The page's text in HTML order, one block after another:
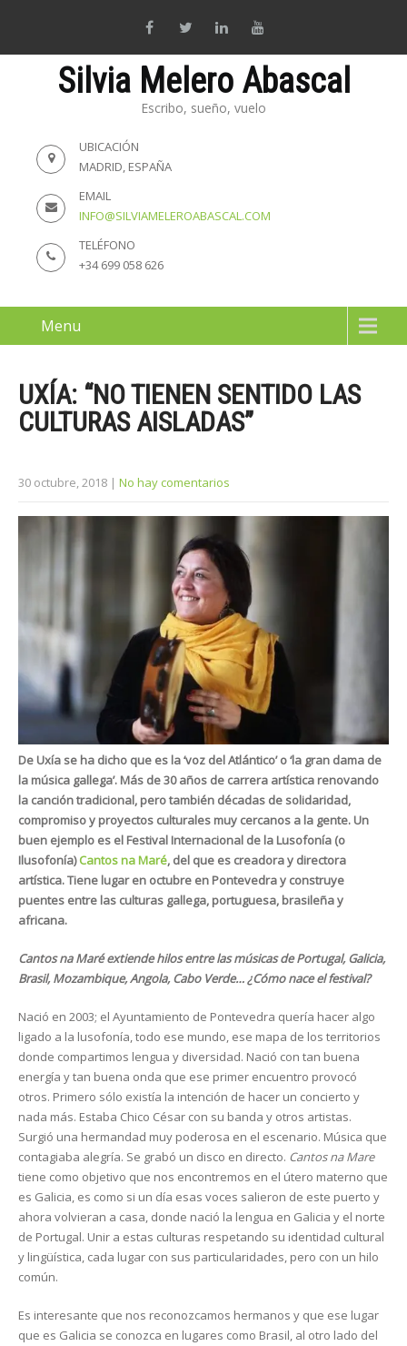
Silvia Melero Abascal
Escribo, sueño, vuelo
UBICACIÓN
MADRID, ESPAÑA
EMAIL
INFO@SILVIAMELEROABASCAL.COM
TELÉFONO
+34 699 058 626
Menu
UXÍA: “NO TIENEN SENTIDO LAS
CULTURAS AISLADAS”
30 octubre, 2018 | No hay comentarios
De Uxía se ha dicho que es la ‘voz del Atlántico’ o ‘la gran dama de
la música gallega’. Más de 30 años de carrera artística renovando
la canción tradicional, pero también décadas de solidaridad,
compromiso y proyectos culturales muy cercanos a la gente. Un
buen ejemplo es el Festival Internacional de la Lusofonía (o
Ilusofonía)Cantos na Maré, del que es creadora y directora
artística. Tiene lugar en octubre en Pontevedra y construye
puentes entre las culturas gallega, portuguesa, brasileña y
africana.
Cantos na Maré extiende hilos entre las músicas de Portugal, Galicia,
Brasil, Mozambique, Angola, Cabo Verde… ¿Cómo nace el festival?
Nació en 2003; el Ayuntamiento de Pontevedra quería hacer algo
ligado a la lusofonía, todo ese mundo, ese mapa de los territorios
donde compartimos lengua y diversidad. Nació con tan buena
energía y tan buena onda que ese primer encuentro provocó
otros. Primero sólo existía la intención de hacer un concierto y
nada más. Estaba Chico César con su banda y otros artistas.
Surgió una hermandad muy poderosa en el escenario. Música que
contagiaba alegría. Se grabó un disco en directo. Cantos na Mare
tiene como objetivo que nos encontremos en el útero materno que
es Galicia, es como si un día esas voces salieron de este puerto y
ahora volvieran a casa, donde nació la lengua en Galicia y el norte
de Portugal. Unir a estas culturas respetando su identidad cultural
y lingüística, cada lugar con sus particularidades, pero con un hilo
común.
Es interesante que nos reconozcamos hermanos y que ese lugar
que es Galicia se conozca en lugares como Brasil, al otro lado del